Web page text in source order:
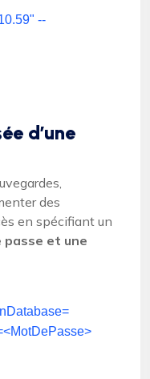
--
d’une
des
en spécifiant un
passe et une